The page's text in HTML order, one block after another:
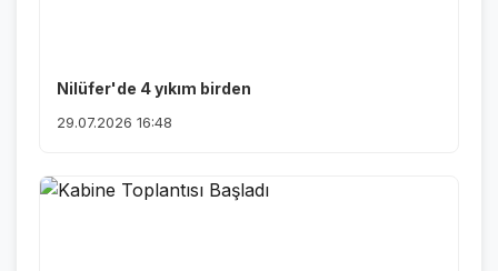
Nilüfer'de 4 yıkım birden
29.07.2026 16:48